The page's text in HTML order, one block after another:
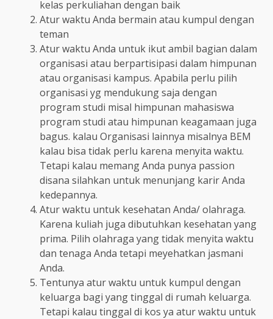
kelas perkuliahan dengan baik
Atur waktu Anda bermain atau kumpul dengan
teman
Atur waktu Anda untuk ikut ambil bagian dalam
organisasi atau berpartisipasi dalam himpunan
atau organisasi kampus. Apabila perlu pilih
organisasi yg mendukung saja dengan
program studi misal himpunan mahasiswa
program studi atau himpunan keagamaan juga
bagus. kalau Organisasi lainnya misalnya BEM
kalau bisa tidak perlu karena menyita waktu.
Tetapi kalau memang Anda punya passion
disana silahkan untuk menunjang karir Anda
kedepannya.
Atur waktu untuk kesehatan Anda/ olahraga.
Karena kuliah juga dibutuhkan kesehatan yang
prima. Pilih olahraga yang tidak menyita waktu
dan tenaga Anda tetapi meyehatkan jasmani
Anda.
Tentunya atur waktu untuk kumpul dengan
keluarga bagi yang tinggal di rumah keluarga.
Tetapi kalau tinggal di kos ya atur waktu untuk